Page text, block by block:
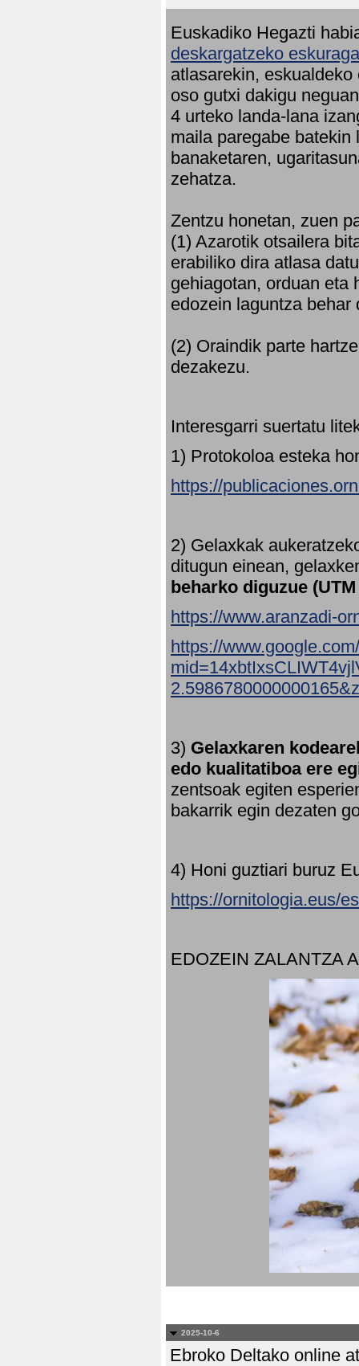
Euskadiko Hegazti
deskargatzeko
atlasarekin,
oso gutxi dakigu
4 urteko landa-lana
maila paregabe
banaketaren,
zehatza.
Zentzu honetan, zuen
(1) Azarotik otsailera
erabiliko dira atlasa
gehiagotan, orduan eta
edozein laguntza behar
(2) Oraindik parte
dezakezu.
Interesgarri suertatu
1) Protokoloa esteka
https://
2) Gelaxkak
ditugun einean,
beharko diguzue
https://www.aranzadi-
https://
3) Gelaxkaren
edo kualitatiboa ere
zentsoak egiten
bakarrik egin dezaten
4) Honi guztiari buruz
https://ornitologia.eus/
EDOZEIN ZALANTZA
2025-10-6
Ebroko Deltako online